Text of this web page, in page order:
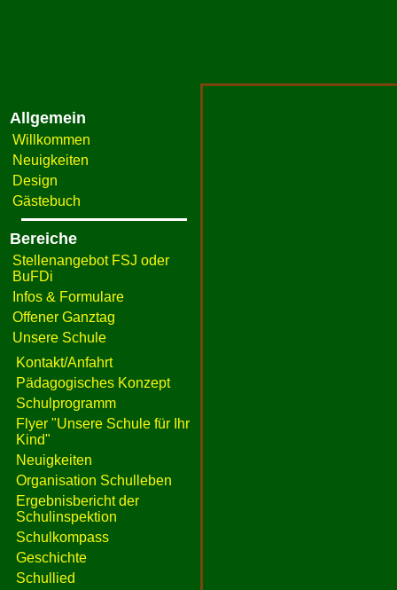
Allgemein
Willkommen
Neuigkeiten
Design
Gästebuch
Bereiche
Stellenangebot FSJ oder
BuFDi
Infos & Formulare
Offener Ganztag
Unsere Schule
Kontakt/Anfahrt
Pädagogisches Konzept
Schulprogramm
Flyer "Unsere Schule für Ihr
Kind"
Neuigkeiten
Organisation Schulleben
Ergebnisbericht der
Schulinspektion
Schulkompass
Geschichte
Schullied